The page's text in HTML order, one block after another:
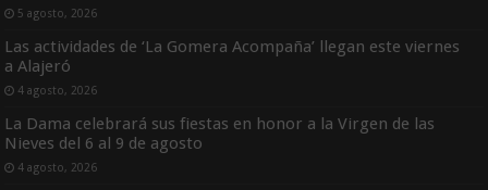
5 agosto, 2026
Las actividades de ‘La Gomera Acompaña’ llegan este viernes
a Alajeró
4 agosto, 2026
La Dama celebrará sus fiestas en honor a la Virgen de las
Nieves del 6 al 9 de agosto
4 agosto, 2026